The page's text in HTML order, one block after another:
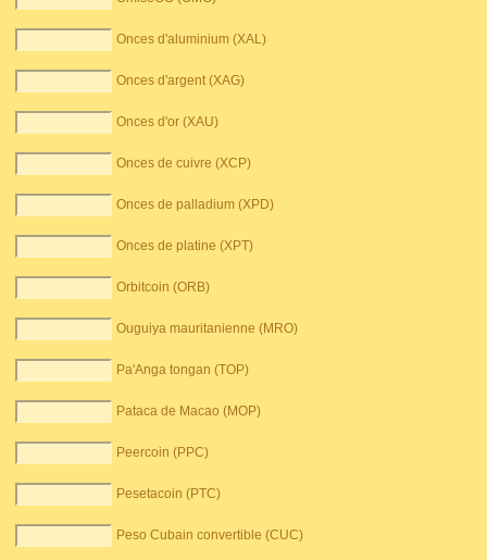
Onces d'aluminium (XAL)
Onces d'argent (XAG)
Onces d'or (XAU)
Onces de cuivre (XCP)
Onces de palladium (XPD)
Onces de platine (XPT)
Orbitcoin (ORB)
Ouguiya mauritanienne (MRO)
Pa'Anga tongan (TOP)
Pataca de Macao (MOP)
Peercoin (PPC)
Pesetacoin (PTC)
Peso Cubain convertible (CUC)